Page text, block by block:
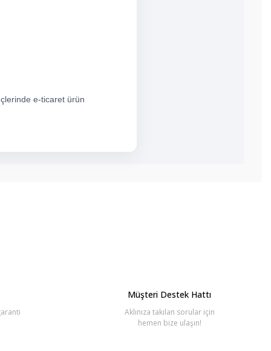
e-ticaret ürün
Müşteri Destek Hattı
Aklınıza takılan sorular için
hemen bize ulaşın!